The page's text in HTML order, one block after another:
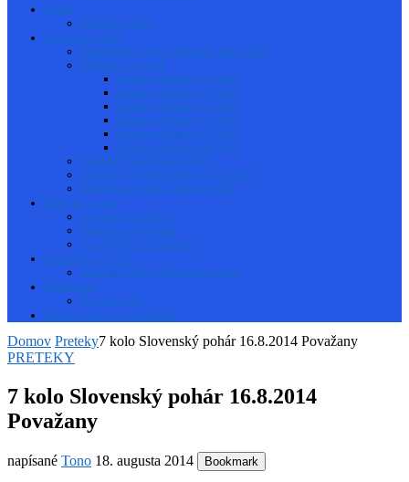
Videá
Zahraničné dráhy
Trnavský pohár
Pravidlá Hudy series-Trnavský pohár 2025
Prihlásení na pretek
Zoznam prihlásených 1 kolo
Zoznam prihlásených 2 kolo
Zoznam prihlásených 3 kolo
Zoznam prihlásených 4 kolo
Zoznam prihlásených 5 kolo
Zoznam prihlásených 6 kolo
Pravidlá Trnavský pohár 2023
Výsledky seriálu Trnavský pohár 2023
Prihláška na pretek Trnavský pohár
Rady čo a ako
Aké auto na začiatok
Efektívne spájkovanie
Ako nabíjať LiPo baterku
Kalendár pretekov
Kalendár Česko – Slovensko onroad
Newsletter
Novinky o RC
Občerstvenie na autodráhe
Domov Preteky7 kolo Slovenský pohár 16.8.2014 Považany
PRETEKY
7 kolo Slovenský pohár 16.8.2014
Považany
napísané Tono 18. augusta 2014 Bookmark